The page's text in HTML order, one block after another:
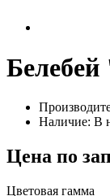
Наличие: В
Цена по
Цветовая гамма